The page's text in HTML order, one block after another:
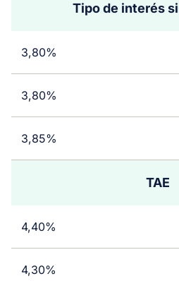
Tipo de interés
3,80%
3,80%
3,85%
TAE
4,40%
4,30%